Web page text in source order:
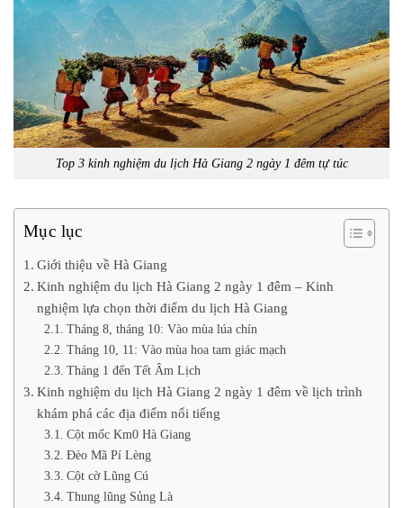
Top 3 kinh nghiệm du lịch Hà Giang 2 ngày 1 đêm tự túc
Mục lục
Giới thiệu về Hà Giang
Kinh nghiệm du lịch Hà Giang 2 ngày 1 đêm – Kinh
nghiệm lựa chọn thời điểm du lịch Hà Giang
Tháng 8, tháng 10: Vào mùa lúa chín
Tháng 10, 11: Vào mùa hoa tam giác mạch
Tháng 1 đến Tết Âm Lịch
Kinh nghiệm du lịch Hà Giang 2 ngày 1 đêm về lịch trình
khám phá các địa điểm nổi tiếng
Cột mốc Km0 Hà Giang
Đèo Mã Pí Lèng
Cột cờ Lũng Cú
Thung lũng Sủng Là